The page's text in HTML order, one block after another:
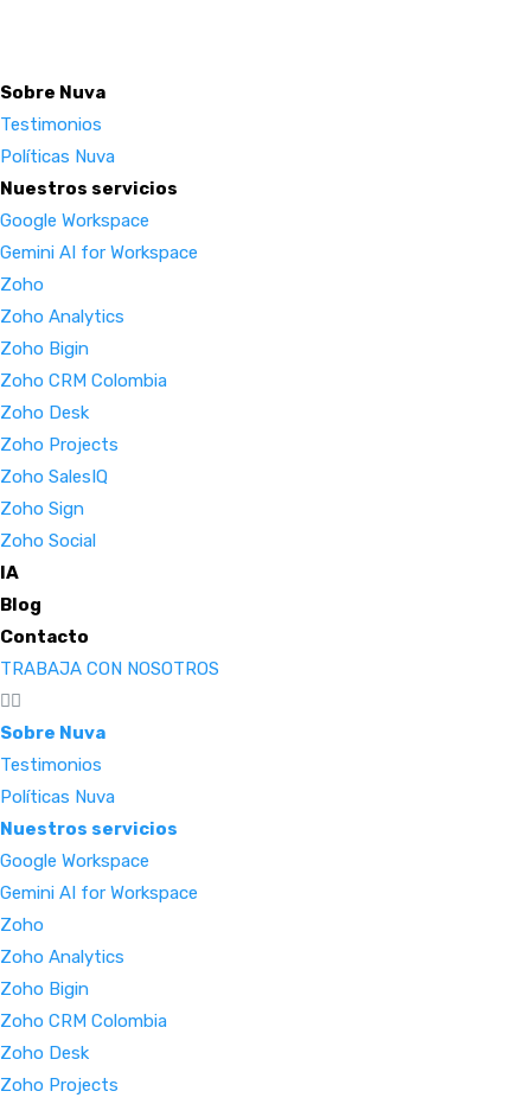
Sobre Nuva
Testimonios
Políticas Nuva
Nuestros servicios
Google Workspace
Gemini AI for Workspace
Zoho
Zoho Analytics
Zoho Bigin
Zoho CRM Colombia
Zoho Desk
Zoho Projects
Zoho SalesIQ
Zoho Sign
Zoho Social
IA
Blog
Contacto
TRABAJA CON NOSOTROS
Sobre Nuva
Testimonios
Políticas Nuva
Nuestros servicios
Google Workspace
Gemini AI for Workspace
Zoho
Zoho Analytics
Zoho Bigin
Zoho CRM Colombia
Zoho Desk
Zoho Projects